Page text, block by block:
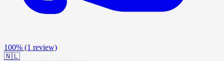
100% (1 review)
🇳🇱